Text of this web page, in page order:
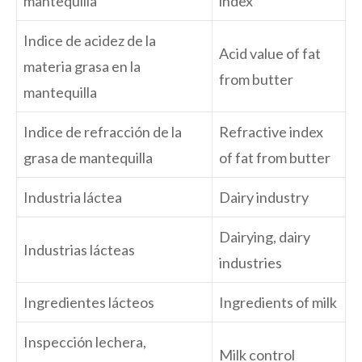
Indice de acidez de la
materia grasa en la
mantequilla
Acid value of fat
from butter
Indice de refracción de la
grasa de mantequilla
Refractive index
of fat from butter
Industria láctea Dairy industry
Industrias lácteas
Dairying, dairy
industries
Ingredientes lácteos Ingredients of milk
Inspección lechera,
Milk control